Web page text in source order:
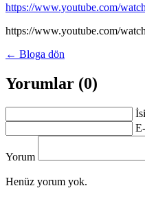
https://www.youtube.com/
https://www.youtube.com/
← Bloga dön
Yorumlar (0)
Yorum
Henüz yorum yok.